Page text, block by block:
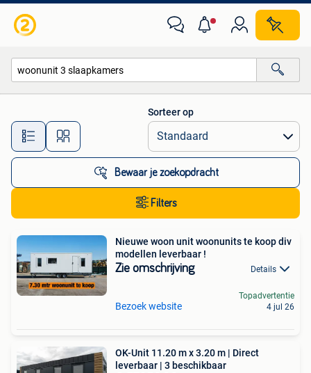
Alle afstanden…
Sorteer op
Bewaar je zoekopdracht
Filters
Nieuwe woon unit woonunits te koop div
modellen leverbaar !
Zie omschrijving Details
Bezoek website
Topadvertentie
4 jul 26
OK-Unit 11.20 m x 3.20 m | Direct
leverbaar | 3 beschikbaar